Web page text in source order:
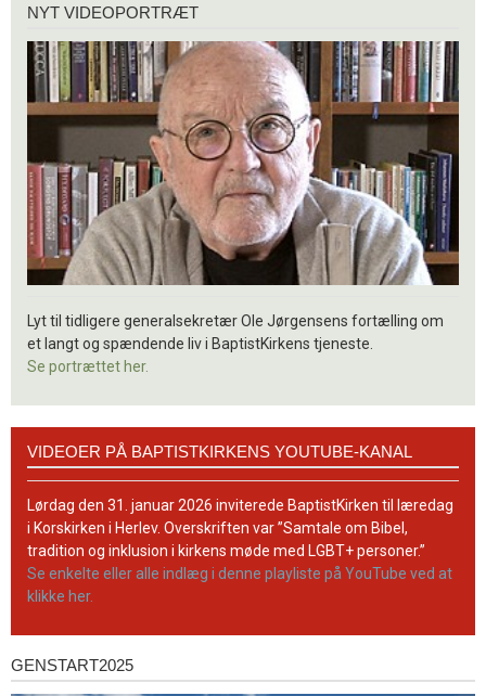
videoportræt
NYT VIDEOPORTRÆT
Lyt til tidligere generalsekretær Ole Jørgensens fortælling om
et langt og spændende liv i BaptistKirkens tjeneste.
Se portrættet her.
BaptistKirkens
YouTube-
kanal
VIDEOER PÅ BAPTISTKIRKENS YOUTUBE-KANAL
Lørdag den 31. januar 2026 inviterede BaptistKirken til læredag
i Korskirken i Herlev. Overskriften var ”Samtale om Bibel,
tradition og inklusion i kirkens møde med LGBT+ personer.”
Se enkelte eller alle indlæg i denne playliste på YouTube ved at
klikke her.
Genstart2025
GENSTART2025